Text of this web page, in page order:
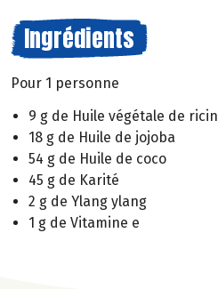
Ingrédients
Pour 1 personne
9 g de Huile végétale de ricin
18 g de Huile de jojoba
54 g de Huile de coco
45 g de Karité
2 g de Ylang ylang
1 g de Vitamine e